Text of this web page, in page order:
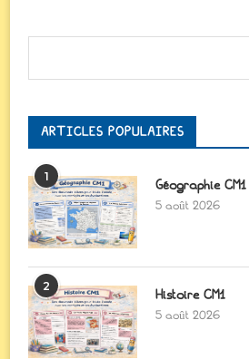
ARTICLES POPULAIRES
1
Géographie CM1
5 août 2026
2
Histoire CM1
5 août 2026